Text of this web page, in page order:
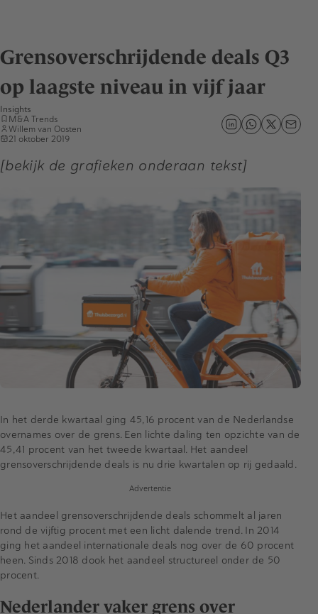
Grensoverschrijdende deals Q3
op laagste niveau in vijf jaar
Insights
M&A Trends
Willem van Oosten
21 oktober 2019
[bekijk de grafieken onderaan tekst]
In het derde kwartaal ging 45,16 procent van de Nederlandse
overnames over de grens. Een lichte daling ten opzichte van de
45,41 procent van het tweede kwartaal. Het aandeel
grensoverschrijdende deals is nu drie kwartalen op rij gedaald.
Advertentie
Het aandeel grensoverschrijdende deals schommelt al jaren
rond de vijftig procent met een licht dalende trend. In 2014
ging het aandeel internationale deals nog over de 60 procent
heen. Sinds 2018 dook het aandeel structureel onder de 50
procent.
Nederlander vaker grens over